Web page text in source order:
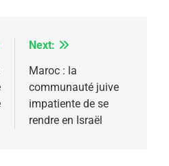
Next:
Maroc : la
communauté juive
impatiente de se
rendre en Israël
l’année la plus
selon le
d’ADL contre
ISRAÉL